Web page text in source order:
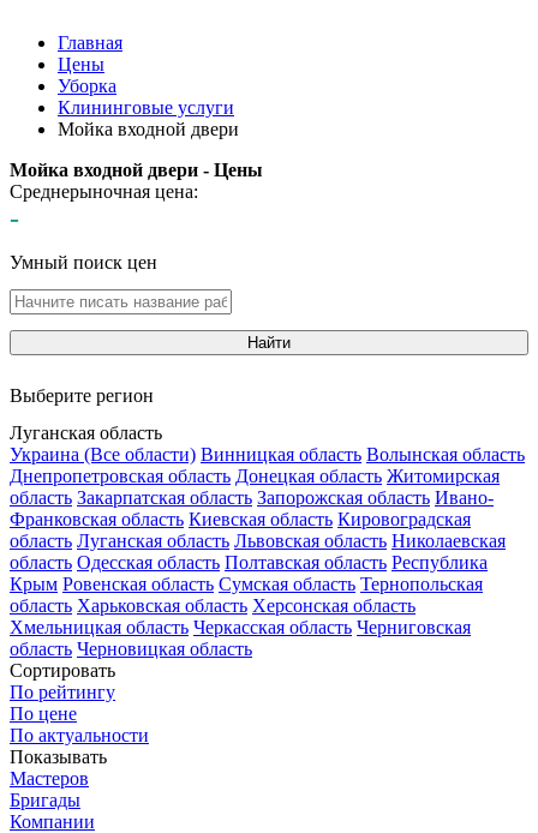
Главная
Цены
Уборка
Клининговые услуги
Мойка входной двери
Мойка входной двери - Цены
Среднерыночная цена:
-
Умный поиск цен
Найти
Выберите регион
Луганская область
Украина (Все области) Винницкая область Волынская область
Днепропетровская область Донецкая область Житомирская
область Закарпатская область Запорожская область Ивано-
Франковская область Киевская область Кировоградская
область Луганская область Львовская область Николаевская
область Одесская область Полтавская область Республика
Крым Ровенская область Сумская область Тернопольская
область Харьковская область Херсонская область
Хмельницкая область Черкасская область Черниговская
область Черновицкая область
Сортировать
По рейтингу
По цене
По актуальности
Показывать
Мастеров
Бригады
Компании